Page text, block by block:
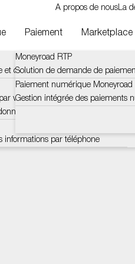
et des défis du bénéficiaire (VOP)
vérification certifiée et
bancaires
informations par téléphone
Paiement
Moneyroad RTP
Solution de demande de
Paiement numérique Moneyroad
Gestion intégrée des paiements
Marketplace
A propos de nousLa